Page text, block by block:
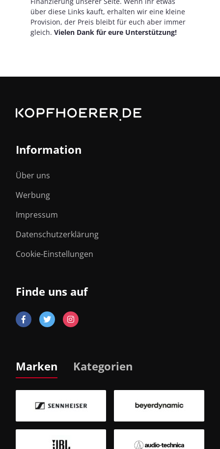
über diese Links kauft, erhalten wir eine kleine
Provision, der Preis bleibt für euch aber immer
gleich. Vielen Dank für eure Unterstützung!
Information
Über uns
Werbung
Impressum
Datenschutzerklärung
Cookie-Einstellungen
Finde uns auf
Marken Kategorien